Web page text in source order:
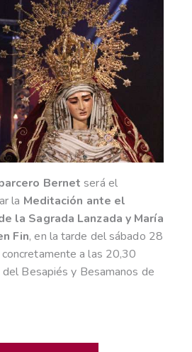
Bernet será el
la Meditación ante el
la Sagrada Lanzada y María
Fin, en la tarde del sábado 28
a las 20,30
Besapiés y Besamanos de